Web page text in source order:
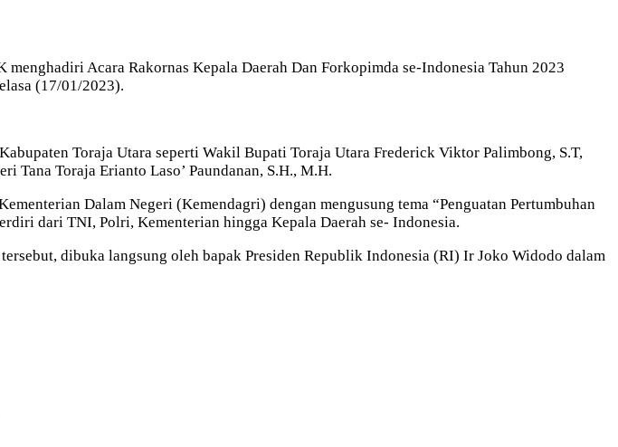
menghadiri Acara Rakornas Kepala Daerah Dan Forkopimda se-Indonesia Tahun 2023
(17/01/2023).
Toraja Utara seperti Wakil Bupati Toraja Utara Frederick Viktor Palimbong, S.T,
Tana Toraja Erianto Laso’ Paundanan, S.H., M.H.
Dalam Negeri (Kemendagri) dengan mengusung tema “Penguatan Pertumbuhan
dari TNI, Polri, Kementerian hingga Kepala Daerah se- Indonesia.
dibuka langsung oleh bapak Presiden Republik Indonesia (RI) Ir Joko Widodo dalam